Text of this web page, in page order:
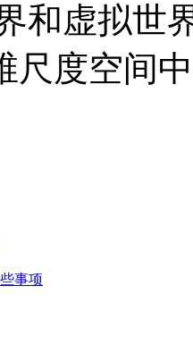
和虚拟世
度空间
事项